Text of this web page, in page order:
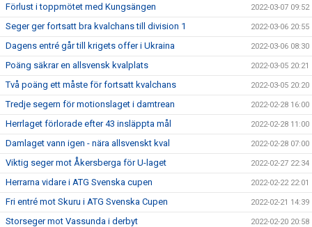
Förlust i toppmötet med Kungsängen 2022-03-07 09:52
Seger ger fortsatt bra kvalchans till division 1 2022-03-06 20:55
Dagens entré går till krigets offer i Ukraina 2022-03-06 08:30
Poäng säkrar en allsvensk kvalplats 2022-03-05 20:21
Två poäng ett måste för fortsatt kvalchans 2022-03-05 20:20
Tredje segern för motionslaget i damtrean 2022-02-28 16:00
Herrlaget förlorade efter 43 insläppta mål 2022-02-28 11:00
Damlaget vann igen - nära allsvenskt kval 2022-02-28 07:00
Viktig seger mot Åkersberga för U-laget 2022-02-27 22:34
Herrarna vidare i ATG Svenska cupen 2022-02-22 22:01
Fri entré mot Skuru i ATG Svenska Cupen 2022-02-21 14:39
Storseger mot Vassunda i derbyt 2022-02-20 20:58